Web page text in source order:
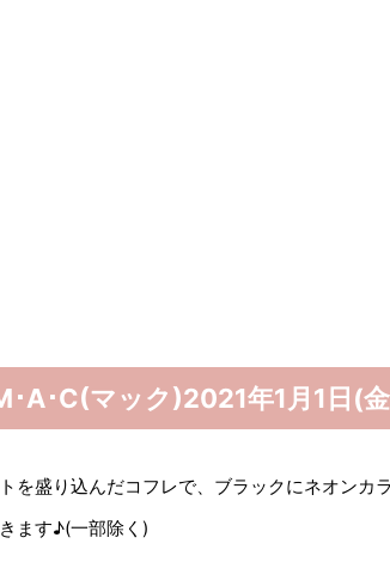
･A･C(マック)2021年1月1日(
を盛り込んだコフレで、ブラックにネオンカ
ます♪(一部除く)